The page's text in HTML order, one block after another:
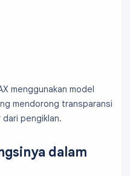
menggunakan model
mendorong transparansi
pengiklan.
dalam